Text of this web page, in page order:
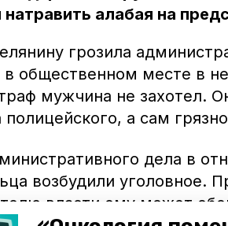
алабая на
грозила
в общественном месте в
мужчина не захотел.
полицейского, а сам
дела в
возбудили уголовное.
власти ему может